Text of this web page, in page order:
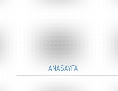
ANASAYFA